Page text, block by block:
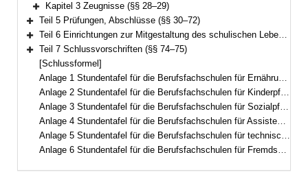
Bereich erweitern
Kapitel 3 Zeugnisse (§§ 28–29)
Bereich erweitern
Teil 5 Prüfungen, Abschlüsse (§§ 30–72)
Bereich erweitern
Teil 6 Einrichtungen zur Mitgestaltung des schulischen Lebens (§ 73)
Bereich erweitern
Teil 7 Schlussvorschriften (§§ 74–75)
[Schlussformel]
Anlage 1 Stundentafel für die Berufsfachschulen für Ernährung und Versorgung
Anlage 2 Stundentafel für die Berufsfachschulen für Kinderpflege
Anlage 3 Stundentafel für die Berufsfachschulen für Sozialpflege
Anlage 4 Stundentafel für die Berufsfachschulen für Assistenten für Hotel- und Tourismusmanagement
Anlage 5 Stundentafel für die Berufsfachschulen für technische Assistenten für Informatik
Anlage 6 Stundentafel für die Berufsfachschulen für Fremdsprachenberufe